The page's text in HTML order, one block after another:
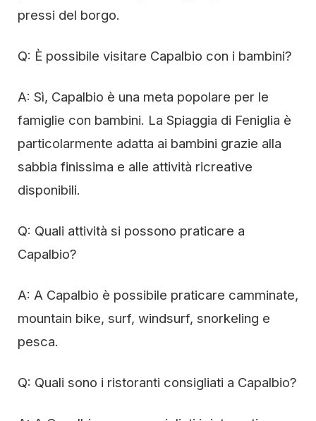
pressi del borgo.
Q: È possibile visitare Capalbio con i bambini?
A: Sì, Capalbio è una meta popolare per le
famiglie con bambini. La Spiaggia di Feniglia è
particolarmente adatta ai bambini grazie alla
sabbia finissima e alle attività ricreative
disponibili.
Q: Quali attività si possono praticare a
Capalbio?
A: A Capalbio è possibile praticare camminate,
mountain bike, surf, windsurf, snorkeling e
pesca.
Q: Quali sono i ristoranti consigliati a Capalbio?